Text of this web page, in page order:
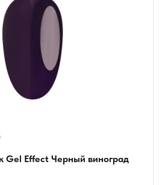
Gel Effect Черный виноград